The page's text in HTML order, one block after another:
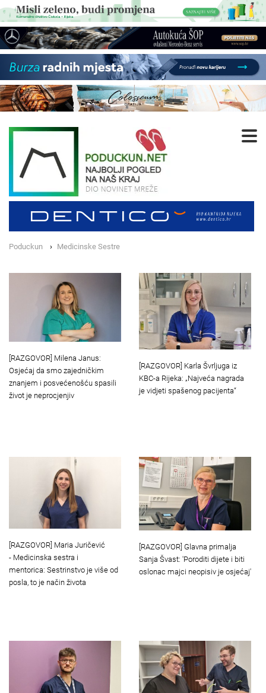
Poduckun Medicinske Sestre
[RAZGOVOR] Milena Janus:
Osjećaj da smo zajedničkim
znanjem i posvećenošću spasili
život je neprocjenjiv
[RAZGOVOR] Karla Švrljuga iz
KBC-a Rijeka: „Najveća nagrada
je vidjeti spašenog pacijenta“
[RAZGOVOR] Maria Juričević
- Medicinska sestra i
mentorica: Sestrinstvo je više od
posla, to je način života
[RAZGOVOR] Glavna primalja
Sanja Švast: 'Poroditi dijete i biti
oslonac majci neopisiv je osjećaj'